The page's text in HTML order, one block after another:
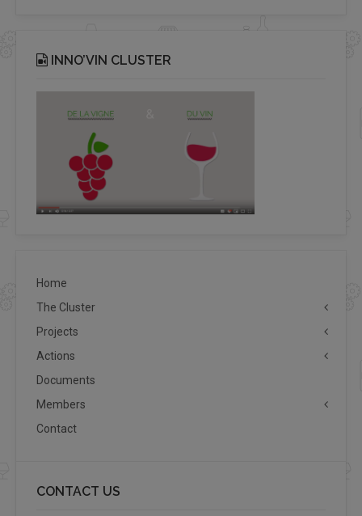
INNO’VIN CLUSTER
Home
The Cluster
Projects
Actions
Documents
Members
Contact
CONTACT US